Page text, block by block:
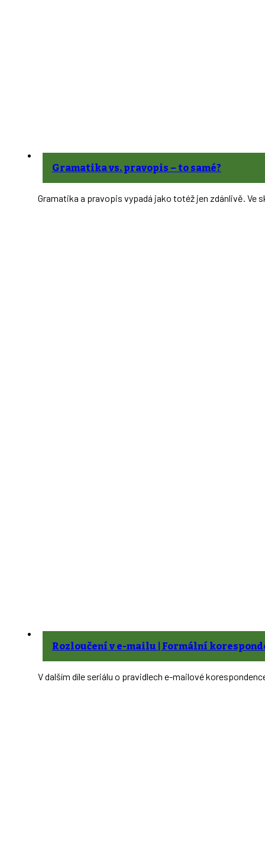
Gramatika vs. pravopis – to samé?
Gramatika a pravopis vypadá jako totéž jen zdánlivě.
Rozloučení v e-mailu | Formální
V dalším díle seriálu o pravidlech e-mailové